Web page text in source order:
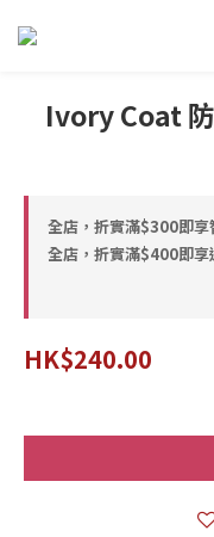
Ivory Coat
全店，折實滿$300即享
全店，折實滿$400即享
HK$240.00